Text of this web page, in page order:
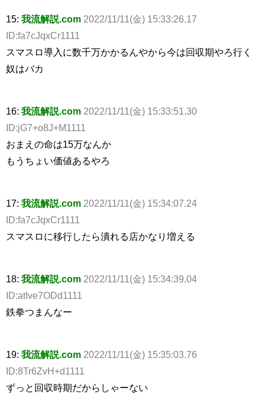
15: 我流解説.com 2022/11/11(金) 15:33:26.17
ID:fa7cJqxCr1111
スマスロ導入に数千万かかるんやから今は回収期やろ行く
奴はバカ
16: 我流解説.com 2022/11/11(金) 15:33:51.30
ID:jG7+o8J+M1111
おまえの命は15万なんか
もうちょい価値あるやろ
17: 我流解説.com 2022/11/11(金) 15:34:07.24
ID:fa7cJqxCr1111
スマスロに移行したら潰れる店かなり増える
18: 我流解説.com 2022/11/11(金) 15:34:39.04
ID:atIve7ODd1111
鉄拳つまんなー
19: 我流解説.com 2022/11/11(金) 15:35:03.76
ID:8Tr6ZvH+d1111
ずっと回収時期だからしゃーない